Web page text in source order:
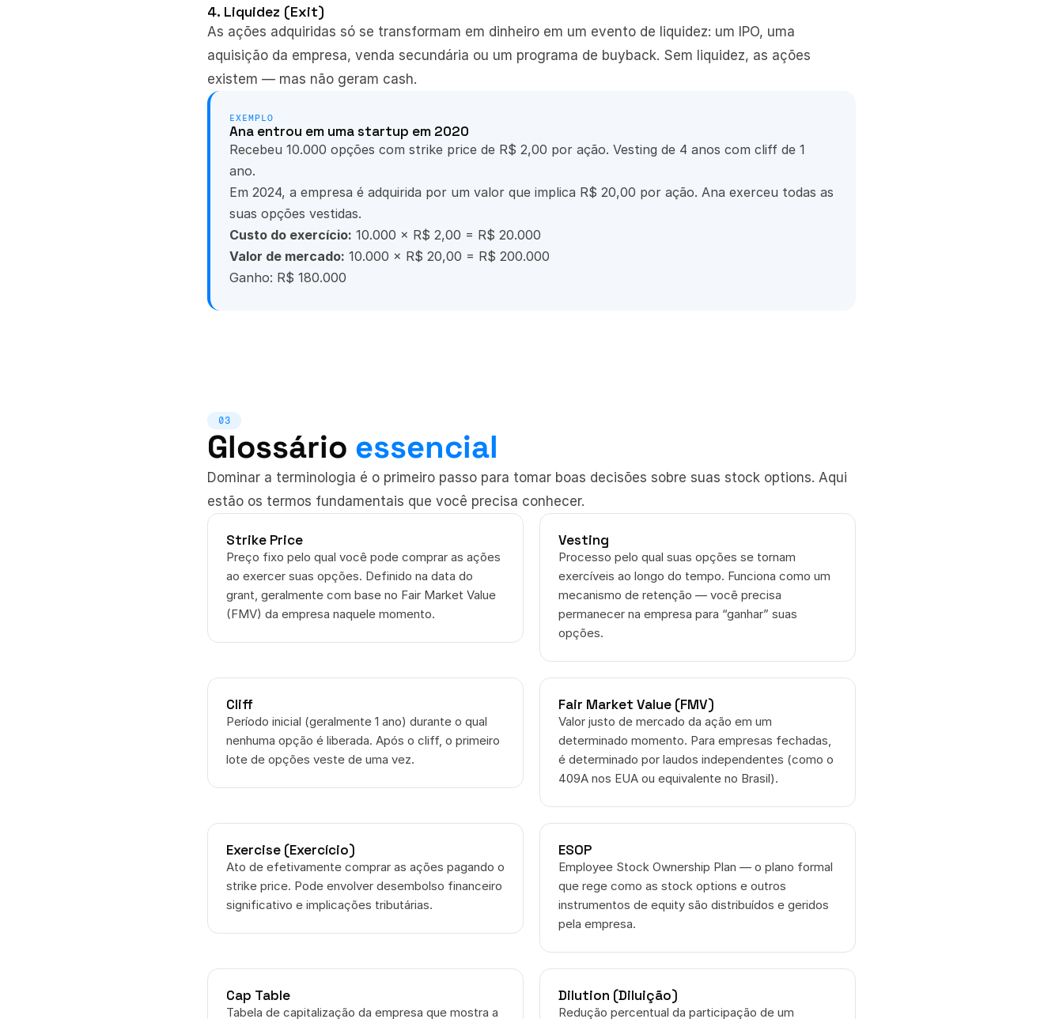
4. Liquidez (Exit)
As ações adquiridas só se transformam em dinheiro em um evento de liquidez: um IPO, uma
aquisição da empresa, venda secundária ou um programa de buyback. Sem liquidez, as ações
existem — mas não geram cash.
EXEMPLO
Ana entrou em uma startup em 2020
Recebeu 10.000 opções com strike price de R$ 2,00 por ação. Vesting de 4 anos com cliff de 1
ano.
Em 2024, a empresa é adquirida por um valor que implica R$ 20,00 por ação. Ana exerceu todas as
suas opções vestidas.
Custo do exercício: 10.000 × R$ 2,00 = R$ 20.000
Valor de mercado: 10.000 × R$ 20,00 = R$ 200.000
Ganho: R$ 180.000
03
Glossário essencial
Dominar a terminologia é o primeiro passo para tomar boas decisões sobre suas stock options. Aqui
estão os termos fundamentais que você precisa conhecer.
Strike Price
Preço fixo pelo qual você pode comprar as ações
ao exercer suas opções. Definido na data do
grant, geralmente com base no Fair Market Value
(FMV) da empresa naquele momento.
Vesting
Processo pelo qual suas opções se tornam
exercíveis ao longo do tempo. Funciona como um
mecanismo de retenção — você precisa
permanecer na empresa para “ganhar” suas
opções.
Cliff
Período inicial (geralmente 1 ano) durante o qual
nenhuma opção é liberada. Após o cliff, o primeiro
lote de opções veste de uma vez.
Fair Market Value (FMV)
Valor justo de mercado da ação em um
determinado momento. Para empresas fechadas,
é determinado por laudos independentes (como o
409A nos EUA ou equivalente no Brasil).
Exercise (Exercício)
Ato de efetivamente comprar as ações pagando o
strike price. Pode envolver desembolso financeiro
significativo e implicações tributárias.
ESOP
Employee Stock Ownership Plan — o plano formal
que rege como as stock options e outros
instrumentos de equity são distribuídos e geridos
pela empresa.
Cap Table
Tabela de capitalização da empresa que mostra a
Dilution (Diluição)
Redução percentual da participação de um